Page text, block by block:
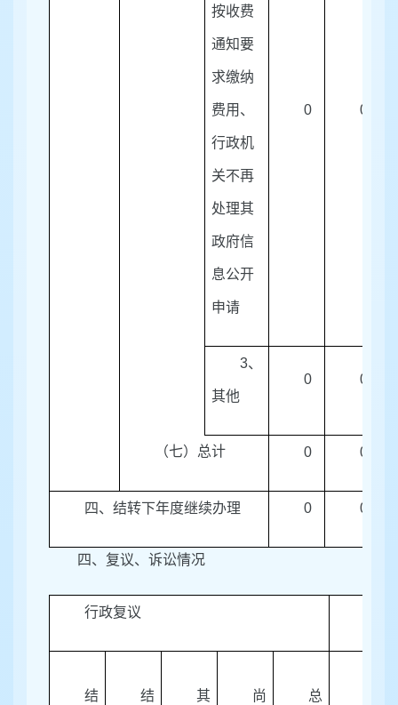
按收费
通知要
求缴纳
费用、
行政机
关不再
处理其
政府信
息公开
申请
0 0
3、
其他
0 0
（七）总计 0 0
四、结转下年度继续办理 0 0
四、复议、诉讼情况
行政复议
结 结 其 尚 总